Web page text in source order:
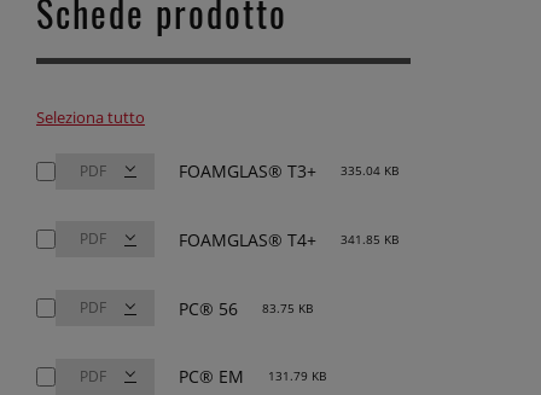
Schede prodotto
Seleziona tutto
FOAMGLAS® T3+ 335.04 KB
FOAMGLAS® T4+ 341.85 KB
PC® 56 83.75 KB
PC® EM 131.79 KB